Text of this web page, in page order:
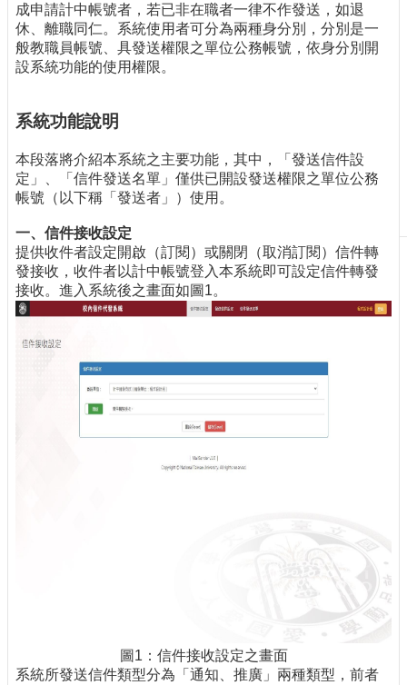
關
於
我
們
出
版
刊
物
校
務
專
題
導
成申請計中帳號者，若已非在職者一律不作發送，如退
休、離職同仁。系統使用者可分為兩種身分別，分別是一
般教職員帳號、具發送權限之單位公務帳號，依身分別開
設系統功能的使用權限。
系統功能說明
本段落將介紹本系統之主要功能，其中，「發送信件設
定」、「信件發送名單」僅供已開設發送權限之單位公務
帳號（以下稱「發送者」）使用。
一、信件接收設定
提供收件者設定開啟（訂閱）或關閉（取消訂閱）信件轉
發接收，收件者以計中帳號登入本系統即可設定信件轉發
接收。進入系統後之畫面如圖1。
圖1：信件接收設定之畫面
系統所發送信件類型分為「通知、推廣」兩種類型，前者